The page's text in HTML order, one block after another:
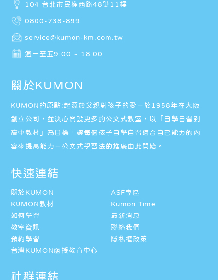
104 台北市民權西路48號11樓
0800-738-899
service@kumon-km.com.tw
週一至五9:00 ~ 18:00
關於KUMON
KUMON的原點:起源於父親對孩子的愛－於1958年在大阪
創立公司，並決心開設更多的公文式教室，以「自學自習到
高中教材」為目標，讓每個孩子自學自習適合自己能力的內
容來提高能力－公文式學習法的推廣由此開始。
快速連結
關於KUMON
ASF專區
KUMON教材
Kumon Time
如何學習
最新消息
教室資訊
聯絡我們
預約學習
隱私權政策
台灣KUMON函授教育中心
社群連結